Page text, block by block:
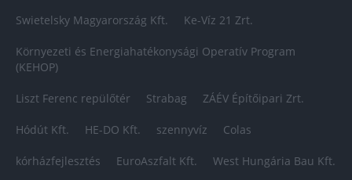
Swietelsky Magyarország Kft. Ke-Víz 21 Zrt.
Környezeti és Energiahatékonysági Operatív Program
(KEHOP)
Liszt Ferenc repülőtér Strabag ZÁÉV Építőipari Zrt.
Hódút Kft. HE-DO Kft. szennyvíz Colas
kórházfejlesztés EuroAszfalt Kft. West Hungária Bau Kft.